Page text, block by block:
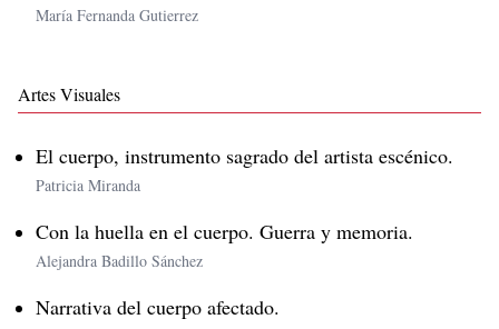
María Fernanda Gutierrez
Artes Visuales
El cuerpo, instrumento sagrado del artista escénico.
Patricia Miranda
Con la huella en el cuerpo. Guerra y memoria.
Alejandra Badillo Sánchez
Narrativa del cuerpo afectado.